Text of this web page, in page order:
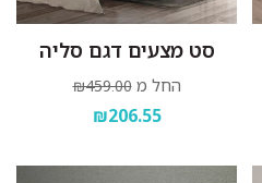
סט מצעים דגם סליה
החל מ ₪459.00
₪206.55